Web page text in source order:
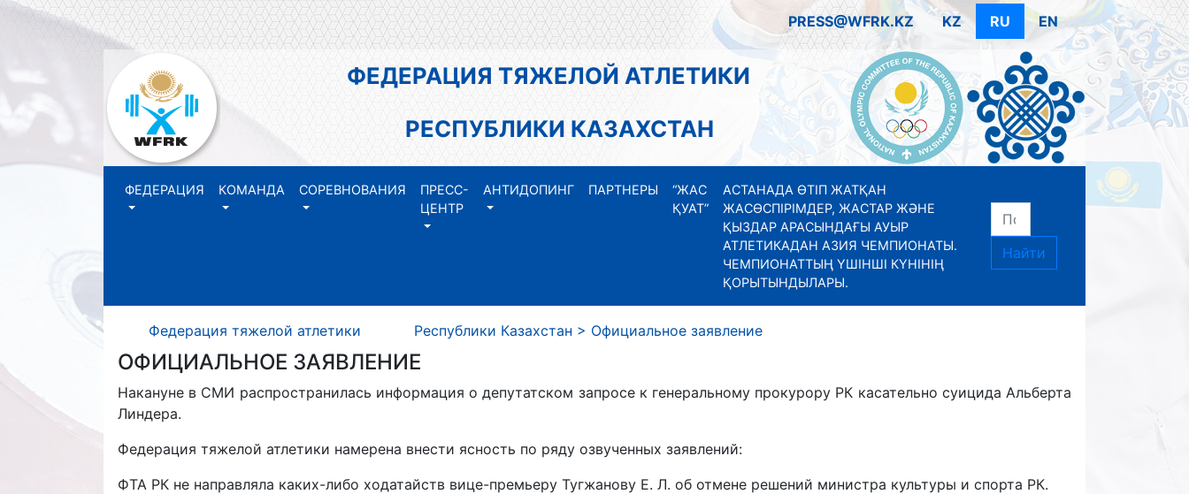
PRESS@WFRK.KZ KZ RU EN
ФЕДЕРАЦИЯ ТЯЖЕЛОЙ АТЛЕТИКИ
РЕСПУБЛИКИ КАЗАХСТАН
ФЕДЕРАЦИЯ КОМАНДА СОРЕВНОВАНИЯ
ПРЕСС-
ЦЕНТР
АНТИДОПИНГ ПАРТНЕРЫ
“ЖАС
ҚУАТ”
АСТАНАДА ӨТІП ЖАТҚАН
ЖАСӨСПІРІМДЕР, ЖАСТАР ЖӘНЕ
ҚЫЗДАР АРАСЫНДАҒЫ АУЫР
АТЛЕТИКАДАН АЗИЯ ЧЕМПИОНАТЫ.
ЧЕМПИОНАТТЫҢ ҮШІНШІ КҮНІНІҢ
ҚОРЫТЫНДЫЛАРЫ.
Найти
Федерация тяжелой атлетики Республики Казахстан > Официальное заявление
ОФИЦИАЛЬНОЕ ЗАЯВЛЕНИЕ
Накануне в СМИ распространилась информация о депутатском запросе к генеральному прокурору РК касательно суицида Альберта
Линдера.
Федерация тяжелой атлетики намерена внести ясность по ряду озвученных заявлений:
ФТА РК не направляла каких-либо ходатайств вице-премьеру Тугжанову Е. Л. об отмене решений министра культуры и спорта РК.